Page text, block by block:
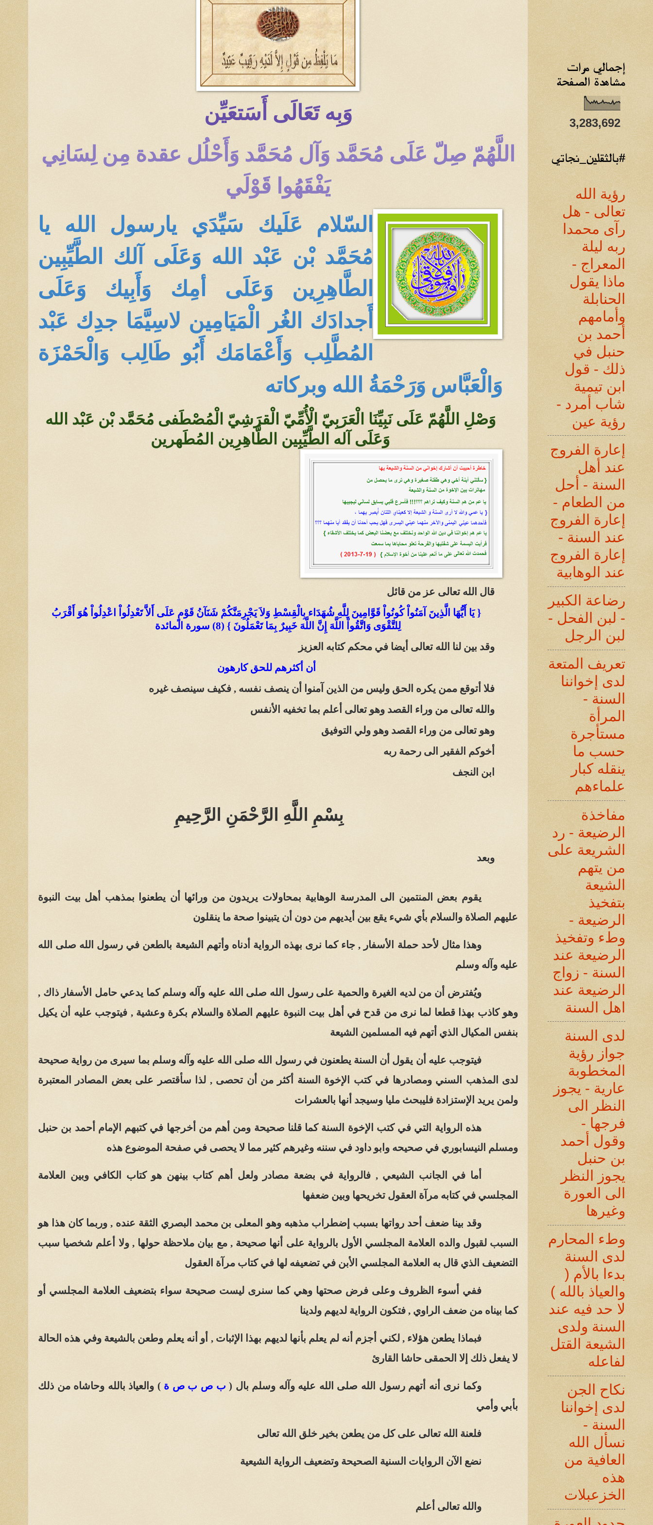
وَبِه تَعَالَى أَسَتعَيِّن
اللَّهُمّ صِلّ عَلَى مُحَمَّد وَآل مُحَمَّد وَأَحْلُل عقدة مِن لِسَانِي
يَفْقَهُوا قَوْلَي
السّلام عَلَيك سَيِّدَي يارسول الله يا
مُحَمَّد بْن عَبْد الله وَعَلَى آلك الطَّيِّبِين
الطَّاهِرِين وَعَلَى أمِك وَأَبِيك وَعَلَى
أَجدادَك الغُر الْمَيَامِين لاسِيَّمَا جدِك عَبْد
المُطَّلِب وَأَعْمَامَك أَبُو طَالِب وَالْحَمْزَة
وَالْعَبَّاس وَرَحْمَةُ الله وبركاته
وَصْلِ اللَّهُمّ عَلَى نَبِيِّنَا الْعَرَبِيّ الْأُمِّيّ الْقرَشِيّ الْمُصْطَفى مُحَمَّد بْن عَبْد الله
وَعَلَى آله الطَّيِّبِين الطَّاهِرِين المُطَهرين
قال الله تعالى عز من قائل
{ يَا أَيُّهَا الَّذِينَ آمَنُواْ كُونُواْ قَوَّامِينَ لِلَّهِ شُهَدَاء بِالْقِسْطِ وَلاَ يَجْرِمَنَّكُمْ شَنَآنُ قَوْمٍ عَلَى أَلاَّ تَعْدِلُواْ اعْدِلُواْ هُوَ أَقْرَبُ
لِلتَّقْوَى وَاتَّقُواْ اللَّهَ إِنَّ اللَّهَ خَبِيرٌ بِمَا تَعْمَلُونَ } (8) سورة المائدة
وقد بين لنا الله تعالى أيضا في محكم كتابه العزيز
أن أكثرهم للحق كارهون
فلا أتوقع ممن يكره الحق وليس من الذين آمنوا أن ينصف نفسه , فكيف سينصف غيره
والله تعالى من وراء القصد وهو تعالى أعلم بما تخفيه الأنفس
وهو تعالى من وراء القصد وهو ولي التوفيق
أخوكم الفقير الى رحمة ربه
ابن النجف
بِسْمِ اللَّهِ الرَّحْمَنِ الرَّحِيمِ
وبعد
يقوم بعض المنتمين الى المدرسة الوهابية بمحاولات يريدون من ورائها أن يطعنوا بمذهب أهل بيت النبوة
عليهم الصلاة والسلام بأي شيء يقع بين أيديهم من دون أن يتبينوا صحة ما ينقلون
وهذا مثال لأحد حملة الأسفار , جاء كما نرى بهذه الرواية أدناه وأتهم الشيعة بالطعن في رسول الله صلى الله
عليه وآله وسلم
ويُفترض أن من لديه الغيرة والحمية على رسول الله صلى الله عليه وآله وسلم كما يدعي حامل الأسفار ذاك ,
وهو كاذب بهذا قطعا لما نرى من قدح في أهل بيت النبوة عليهم الصلاة والسلام بكرة وعشية , فيتوجب عليه أن يكيل
بنفس المكيال الذي أتهم فيه المسلمين الشيعة
فيتوجب عليه أن يقول أن السنة يطعنون في رسول الله صلى الله عليه وآله وسلم بما سيرى من رواية صحيحة
لدى المذهب السني ومصادرها في كتب الإخوة السنة أكثر من أن تحصى , لذا سأقتصر على بعض المصادر المعتبرة
ولمن يريد الإستزادة فليبحث مليا وسيجد أنها بالعشرات
هذه الرواية التي في كتب الإخوة السنة كما قلنا صحيحة ومن أهم من أخرجها في كتبهم الإمام أحمد بن حنبل
ومسلم النيسابوري في صحيحه وابو داود في سننه وغيرهم كثير مما لا يحصى في صفحة الموضوع هذه
أما في الجانب الشيعي , فالرواية في بضعة مصادر ولعل أهم كتاب بينهن هو كتاب الكافي وبين العلامة
المجلسي في كتابه مرآة العقول تخريحها وبين ضعفها
وقد بينا ضعف أحد رواتها بسبب إضطراب مذهبه وهو المعلى بن محمد البصري الثقة عنده , وربما كان هذا هو
السبب لقبول والده العلامة المجلسي الأول بالرواية على أنها صحيحة , مع بيان ملاحظة حولها , ولا أعلم شخصيا سبب
التضعيف الذي قال به العلامة المجلسي الأبن في تضعيفه لها في كتاب مرآة العقول
ففي أسوء الظروف وعلى فرض صحتها وهي كما سنرى ليست صحيحة سواء بتضعيف العلامة المجلسي أو
كما بيناه من ضعف الراوي , فتكون الرواية لديهم ولدينا
فبماذا يطعن هؤلاء , لكني أجزم أنه لم يعلم بأنها لديهم بهذا الإثبات , أو أنه يعلم وطعن بالشيعة وفي هذه الحالة
لا يفعل ذلك إلا الحمقى حاشا القارئ
وكما نرى أنه أتهم رسول الله صلى الله عليه وآله وسلم بال ( ب ص ب ص ة ) والعياذ بالله وحاشاه من ذلك
بأبي وأمي
فلعنة الله تعالى على كل من يطعن بخير خلق الله تعالى
نضع الآن الروايات السنية الصحيحة وتضعيف الرواية الشيعية
والله تعالى أعلم
إجمالي مرات
مشاهدة الصفحة
3,283,692
#بالثقلين_نجاتي
رؤية الله
تعالى - هل
رآى محمدا
ربه ليلة
المعراج -
ماذا يقول
الحنابلة
وأمامهم
أحمد بن
حنبل في
ذلك - قول
ابن تيمية
شاب أمرد -
رؤية عين
إعارة الفروج
عند أهل
السنة - أحل
من الطعام -
إعارة الفروج
عند السنة -
إعارة الفروج
عند الوهابية
رضاعة الكبير
- لبن الفحل -
لبن الرجل
تعريف المتعة
لدى إخواننا
السنة -
المرأة
مستأجرة
حسب ما
ينقله كبار
علماءهم
مفاخذة
الرضيعة - رد
الشريعة على
من يتهم
الشيعة
بتفخيذ
الرضيعة -
وطء وتفخيذ
الرضيعة عند
السنة - زواج
الرضيعة عند
اهل السنة
لدى السنة
جواز رؤية
المخطوبة
عارية - يجوز
النظر الى
فرجها -
وقول أحمد
بن حنبل
يجوز النظر
الى العورة
وغيرها
وطء المحارم
لدى السنة
بدءا بالأم (
والعياذ بالله )
لا حد فيه عند
السنة ولدى
الشيعة القتل
لفاعله
نكاح الجن
لدى إخواننا
السنة -
نسأل الله
العافية من
هذه
الخزعبلات